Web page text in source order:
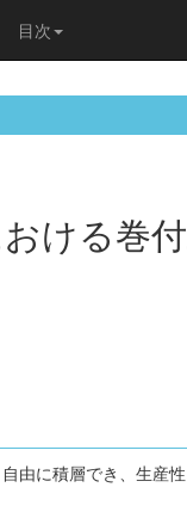
目次
ける巻
由に積層でき、生産